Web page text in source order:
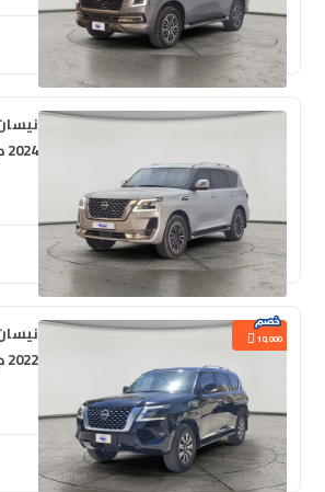
مستعملة 6,310 كم ممشى قليل
2024 دبل
مستعملة 157,143 كم
10,000
2022 دبل
مستعملة 70,865 كم